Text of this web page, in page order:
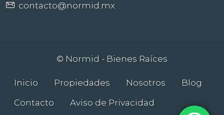
contacto@normid.mx
© Normid - Bienes Raíces
Inicio Propiedades Nosotros
Blog
Contacto
Aviso de Privacidad